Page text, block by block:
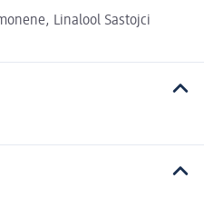
Linalool Sastojci